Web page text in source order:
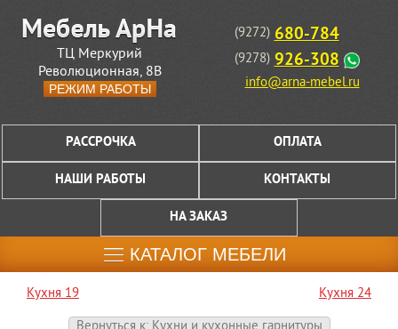
ТЦ Меркурий
Революционная, 8В
РЕЖИМ РАБОТЫ
(9272) 680-784
(9278) 926-308
info@arna-mebel.ru
РАССРОЧКА ОПЛАТА
НАШИ РАБОТЫ КОНТАКТЫ
НА ЗАКАЗ
КАТАЛОГ МЕБЕЛИ
Кухня 19
Кухня 24